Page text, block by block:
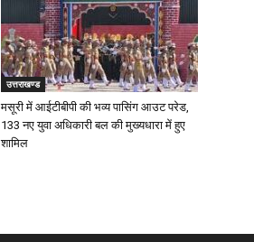
उत्तराखण्ड
मसूरी में आईटीबीपी की भव्य पासिंग आउट परेड,
133 नए युवा अधिकारी बल की मुख्यधारा में हुए
शामिल